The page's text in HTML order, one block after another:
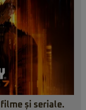
și seriale.